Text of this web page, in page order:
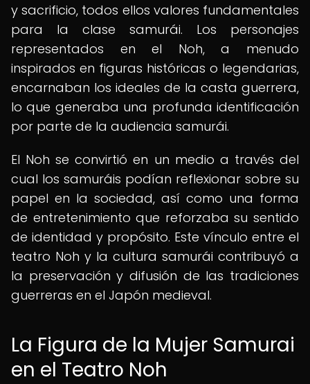
y sacrificio, todos ellos valores fundamentales
para la clase samurái. Los personajes
representados en el Noh, a menudo
inspirados en figuras históricas o legendarias,
encarnaban los ideales de la casta guerrera,
lo que generaba una profunda identificación
por parte de la audiencia samurái.
El Noh se convirtió en un medio a través del
cual los samuráis podían reflexionar sobre su
papel en la sociedad, así como una forma
de entretenimiento que reforzaba su sentido
de identidad y propósito. Este vínculo entre el
teatro Noh y la cultura samurái contribuyó a
la preservación y difusión de las tradiciones
guerreras en el Japón medieval.
La Figura de la Mujer Samurai
en el Teatro Noh